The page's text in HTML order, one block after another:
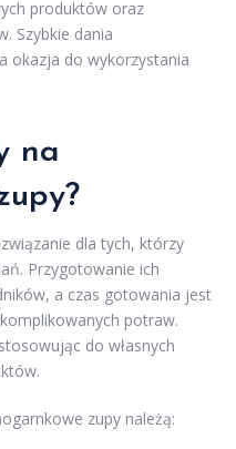
produktów oraz
Szybkie dania
okazja do wykorzystania
na
dla tych, którzy
Przygotowanie ich
a czas gotowania jest
potraw.
do własnych
zupy należą: